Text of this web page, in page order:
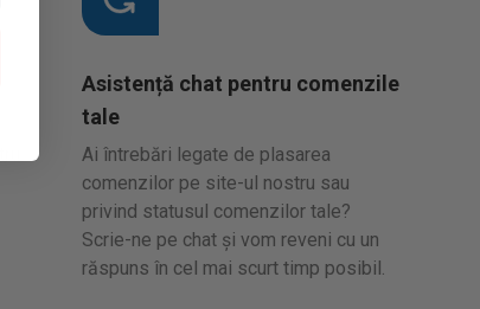
Asistență chat pentru comenzile
tale
Ai întrebări legate de plasarea
comenzilor pe site-ul nostru sau
privind statusul comenzilor tale?
Scrie-ne pe chat și vom reveni cu un
răspuns în cel mai scurt timp posibil.